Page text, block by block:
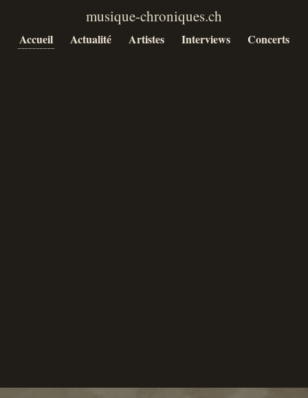
Accueil Actualité Artistes Interviews Concerts